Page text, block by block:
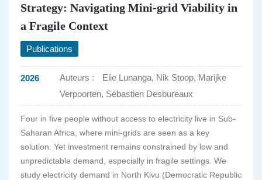
Strategy: Navigating Mini-grid Viability in
a Fragile Context
Publications
2026 Auteurs :
Elie Lunanga, Nik Stoop, Marijke
Verpoorten, Sébastien Desbureaux
Four in five people without access to electricity live in Sub-
Saharan Africa, where mini-grids are seen as a key
solution. Yet investment remains constrained by low and
unpredictable demand, especially in fragile settings. We
study electricity demand in North Kivu (Democratic Republic